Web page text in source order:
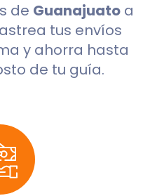
de Guanajuato a
tus envíos
y ahorra hasta
de tu guía.